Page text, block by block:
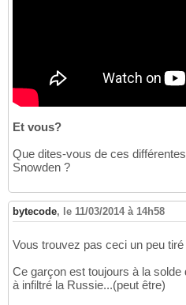
Et vous?
Que dites-vous de ces
Snowden ?
bytecode, le 11/03/2014 à 14h58
Vous trouvez pas ceci un peu
Ce garçon est toujours à la
à infiltré la Russie...(peut être)